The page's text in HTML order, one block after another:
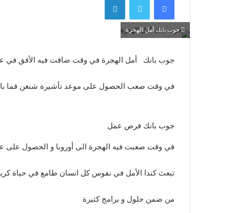
جوب بانك أمل الهجرة
جوب بانك أمل الهجرة في وقت ضاقت فيه الأفق في
في وقت صعب الحصول على موعد تأشيرة شنغن فما
جوب بانك فرص عمل
في وقت صعبت فيه الهجرة الى أوروبا و الحصول
تبعث كندا الأمل في نفوس كل انسان طامع في حياة
من ضمن حلول و برامج كثيرة